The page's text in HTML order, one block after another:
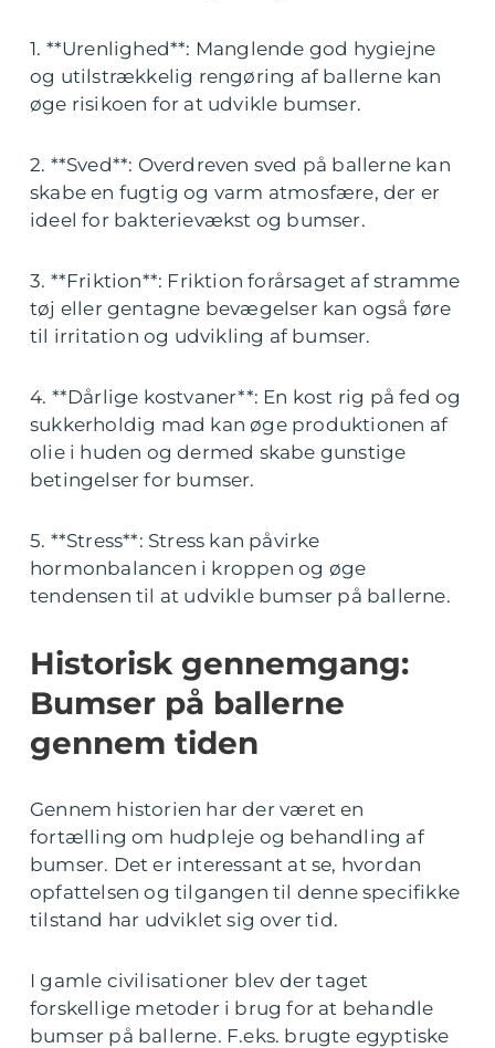
1. **Urenlighed**: Manglende god hygiejne
og utilstrækkelig rengøring af ballerne kan
øge risikoen for at udvikle bumser.
2. **Sved**: Overdreven sved på ballerne kan
skabe en fugtig og varm atmosfære, der er
ideel for bakterievækst og bumser.
3. **Friktion**: Friktion forårsaget af stramme
tøj eller gentagne bevægelser kan også føre
til irritation og udvikling af bumser.
4. **Dårlige kostvaner**: En kost rig på fed og
sukkerholdig mad kan øge produktionen af
olie i huden og dermed skabe gunstige
betingelser for bumser.
5. **Stress**: Stress kan påvirke
hormonbalancen i kroppen og øge
tendensen til at udvikle bumser på ballerne.
Historisk gennemgang:
Bumser på ballerne
gennem tiden
Gennem historien har der været en
fortælling om hudpleje og behandling af
bumser. Det er interessant at se, hvordan
opfattelsen og tilgangen til denne specifikke
tilstand har udviklet sig over tid.
I gamle civilisationer blev der taget
forskellige metoder i brug for at behandle
bumser på ballerne. F.eks. brugte egyptiske